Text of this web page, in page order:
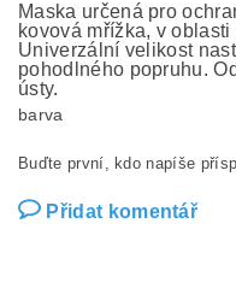
Maska určená pro
kovová mřížka, v
Univerzální velikost
pohodlného popruhu.
ústy.
barva
Buďte první, kdo napíše
Přidat komentář